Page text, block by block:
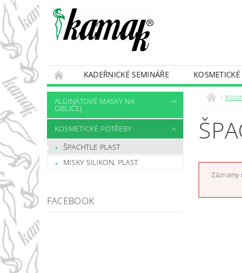
KADEŘNICKÉ SEMINÁŘE
ALGINÁTOVÉ MASKY NA
OBLIČEJ
KOSMETICKÉ POTŘEBY
ŠPACHTLE PLAST
MISKY SILIKON, PLAST
FACEBOOK
Záznamy